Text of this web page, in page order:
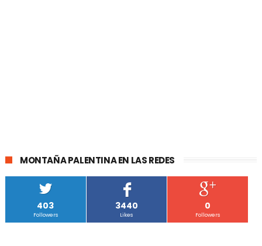
MONTAÑA PALENTINA EN LAS REDES
403
Followers
3440
Likes
0
Followers